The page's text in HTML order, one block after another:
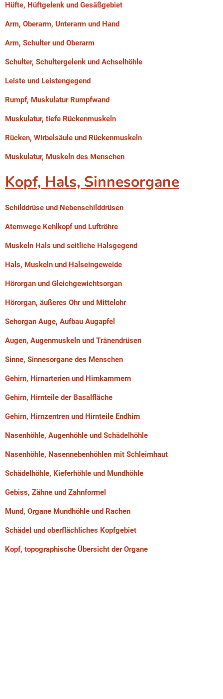
Hüfte, Hüftgelenk und Gesäßgebiet
Arm, Oberarm, Unterarm und Hand
Arm, Schulter und Oberarm
Schulter, Schultergelenk und Achselhöhle
Leiste und Leistengegend
Rumpf, Muskulatur Rumpfwand
Muskulatur, tiefe Rückenmuskeln
Rücken, Wirbelsäule und Rückenmuskeln
Muskulatur, Muskeln des Menschen
Kopf, Hals, Sinnesorgane
Schilddrüse und Nebenschilddrüsen
Atemwege Kehlkopf und Luftröhre
Muskeln Hals und seitliche Halsgegend
Hals, Muskeln und Halseingeweide
Hörorgan und Gleichgewichtsorgan
Hörorgan, äußeres Ohr und Mittelohr
Sehorgan Auge, Aufbau Augapfel
Augen, Augenmuskeln und Tränendrüsen
Sinne, Sinnesorgane des Menschen
Gehirn, Hirnarterien und Hirnkammern
Gehirn, Hirnteile der Basalfläche
Gehirn, Hirnzentren und Hirnteile Endhirn
Nasenhöhle, Augenhöhle und Schädelhöhle
Nasenhöhle, Nasennebenhöhlen mit Schleimhaut
Schädelhöhle, Kieferhöhle und Mundhöhle
Gebiss, Zähne und Zahnformel
Mund, Organe Mundhöhle und Rachen
Schädel und oberflächliches Kopfgebiet
Kopf, topographische Übersicht der Organe